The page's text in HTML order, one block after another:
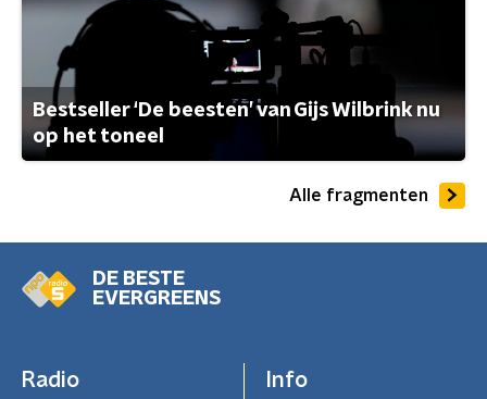
Bestseller ‘De beesten’ van Gijs Wilbrink nu
op het toneel
Alle fragmenten
DE BESTE
EVERGREENS
Radio Info